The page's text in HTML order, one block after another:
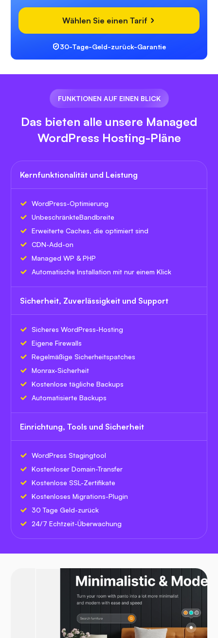
Wählen Sie einen Tarif
30-Tage-Geld-zurück-Garantie
FUNKTIONEN AUF EINEN BLICK
Das bieten alle unsere Managed
WordPress Hosting-Pläne
Kernfunktionalität und Leistung
WordPress-Optimierung
UnbeschränkteBandbreite
Erweiterte Caches, die optimiert sind
CDN-Add-on
Managed WP & PHP
Automatische Installation mit nur einem Klick
Sicherheit, Zuverlässigkeit und Support
Sicheres WordPress-Hosting
Eigene Firewalls
Regelmäßige Sicherheitspatches
Monrax-Sicherheit
Kostenlose tägliche Backups
Automatisierte Backups
Einrichtung, Tools und Sicherheit
WordPress Stagingtool
Kostenloser Domain-Transfer
Kostenlose SSL-Zertifikate
Kostenloses Migrations-Plugin
30 Tage Geld-zurück
24/7 Echtzeit-Überwachung